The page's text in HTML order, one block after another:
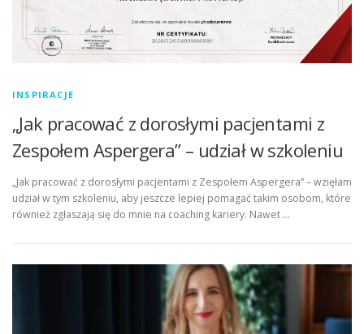
INSPIRACJE
„Jak pracować z dorosłymi pacjentami z
Zespołem Aspergera” – udział w szkoleniu
„Jak pracować z dorosłymi pacjentami z Zespołem Aspergera” – wzięłam
udział w tym szkoleniu, aby jeszcze lepiej pomagać takim osobom, które
również zgłaszają się do mnie na coaching kariery. Nawet …